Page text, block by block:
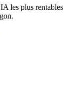
les plus rentables